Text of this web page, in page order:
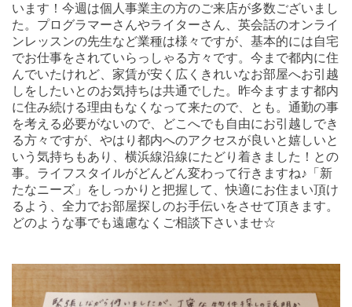
います！今週は個人事業主の方のご来店が多数ございまし
た。プログラマーさんやライターさん、英会話のオンライ
ンレッスンの先生など業種は様々ですが、基本的には自宅
でお仕事をされていらっしゃる方々です。今まで都内に住
んでいたけれど、家賃が安く広くきれいなお部屋へお引越
しをしたいとのお気持ちは共通でした。昨今ますます都内
に住み続ける理由もなくなって来たので、とも。通勤の事
を考える必要がないので、どこへでも自由にお引越しでき
る方々ですが、やはり都内へのアクセスが良いと嬉しいと
いう気持ちもあり、横浜線沿線にたどり着きました！との
事。ライフスタイルがどんどん変わって行きますね♪「新
たなニーズ」をしっかりと把握して、快適にお住まい頂け
るよう、全力でお部屋探しのお手伝いをさせて頂きます。
どのような事でも遠慮なくご相談下さいませ☆